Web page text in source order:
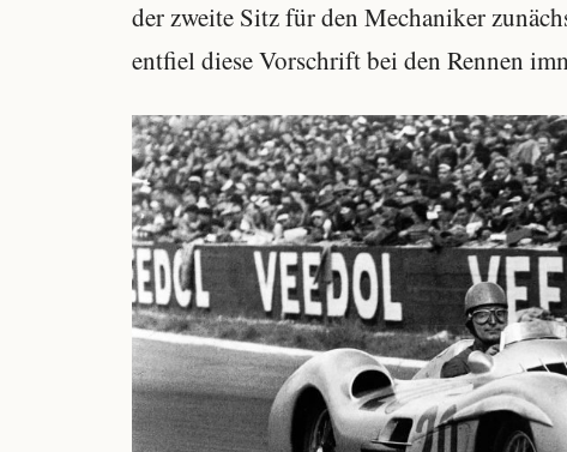
der zweite Sitz für den Mechaniker
entfiel diese Vorschrift bei den Rennen